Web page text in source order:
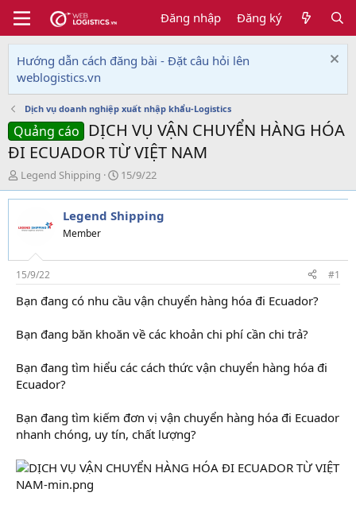
Đăng nhập Đăng ký
Hướng dẫn cách đăng bài - Đặt câu hỏi lên
weblogistics.vn
Dịch vụ doanh nghiệp xuất nhập khẩu-Logistics
Quảng cáo
DỊCH VỤ VẬN CHUYỂN HÀNG HÓA
ĐI ECUADOR TỪ VIỆT NAM
T
h
r
a
s
t
a
r
e
Legend Shipping
N
g
à
y
i
15/9/22
Legend Shipping
Member
15/9/22 #1
Bạn đang có nhu cầu vận chuyển hàng hóa đi Ecuador?
Bạn đang băn khoăn về các khoản chi phí cần chi trả?
Bạn đang tìm hiểu các cách thức vận chuyển hàng hóa đi
Ecuador?
Bạn đang tìm kiếm đơn vị vận chuyển hàng hóa đi Ecuador
nhanh chóng, uy tín, chất lượng?